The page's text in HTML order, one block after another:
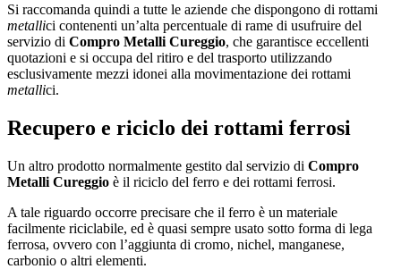
Si raccomanda quindi a tutte le aziende che dispongono di rottami
metallici contenenti un’alta percentuale di rame di usufruire del
servizio di Compro Metalli Cureggio, che garantisce eccellenti
quotazioni e si occupa del ritiro e del trasporto utilizzando
esclusivamente mezzi idonei alla movimentazione dei rottami
metallici.
Recupero e riciclo dei rottami ferrosi
Un altro prodotto normalmente gestito dal servizio di Compro
Metalli Cureggio è il riciclo del ferro e dei rottami ferrosi.
A tale riguardo occorre precisare che il ferro è un materiale
facilmente riciclabile, ed è quasi sempre usato sotto forma di lega
ferrosa, ovvero con l’aggiunta di cromo, nichel, manganese,
carbonio o altri elementi.